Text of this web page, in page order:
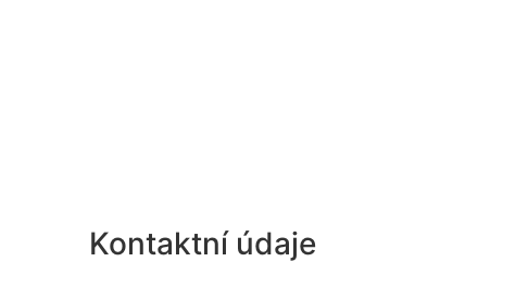
Kontaktní údaje